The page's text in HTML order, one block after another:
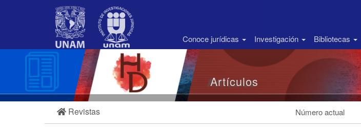
Barra
Conoce jurídicas Investigación Bibliotecas
Artículos
Revistas Número actual